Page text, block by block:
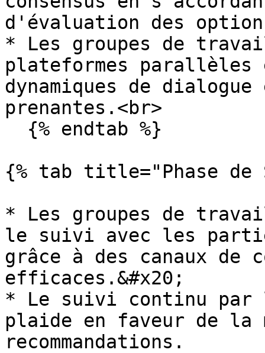
d'évaluation des
* Les groupes de
plateformes parallèles
dynamiques de
prenantes.<br>
{% tab title="Phase de
* Les groupes de
le suivi avec les
grâce à des canaux de
efficaces.&#x20;
* Le suivi continu par
plaide en faveur de la
recommandations.